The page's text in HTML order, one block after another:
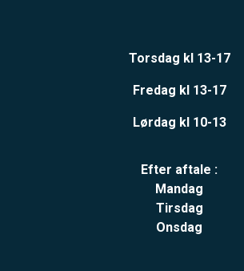
Torsdag kl 13-17
Fredag kl 13-17
Lørdag kl 10-13
Efter aftale :
Mandag
Tirsdag
Onsdag